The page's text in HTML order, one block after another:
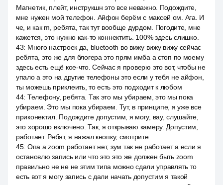
Магнетик, плейт, инструкшн это все неважно. Подождите,
мне нужен мой телефон. Айфон берём с максей ом. Ага. И
че, и как m, ребята, так тут вообще дурдом. Погодите, мне
кажется, это нужно как-то коннектить. 100% здесь слишко.
43: Много настроек да, bluetooth во вижу вижу вижу сейчас
ребята, это же для блогера это прям имба а стоп по моему
здесь есть ещё кое-что. Сейчас я проверю это вот, чтобы не
упало а это на другие телефоны это если у тебя не айфон,
ты можешь приклеить, то есть это подходит к любом
44: Телефону, ребята. Так это мы убираем, это мы пока
убираем. Это мы пока убираем. Тут, в принципе, я уже все
приконектил. Подождите допустим, я могу, вау, слушайте,
это хорошо включено. Так, я открываю камеру. Допустим,
работает. Ребят, я нажал кнопку, смотрите.
45: Опа а zoom работает нет, зум так не работает а если я
остановлю запись или что это это же должен быть zoom
правильно не не не этим типа можно сдали управлять то
есть вот я могу запись с дали начать допустим я такой